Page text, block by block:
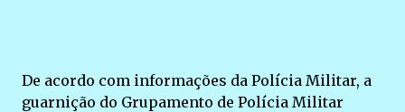
De acordo com informações da Polícia Militar, a
guarnição do Grupamento de Polícia Militar